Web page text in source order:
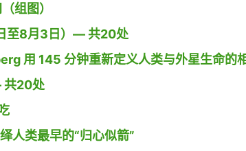
组图）
至8月3日）— 共20处
用 145 分钟重新定义人类与外星生命的
共20处
人类最早的“归心似箭”